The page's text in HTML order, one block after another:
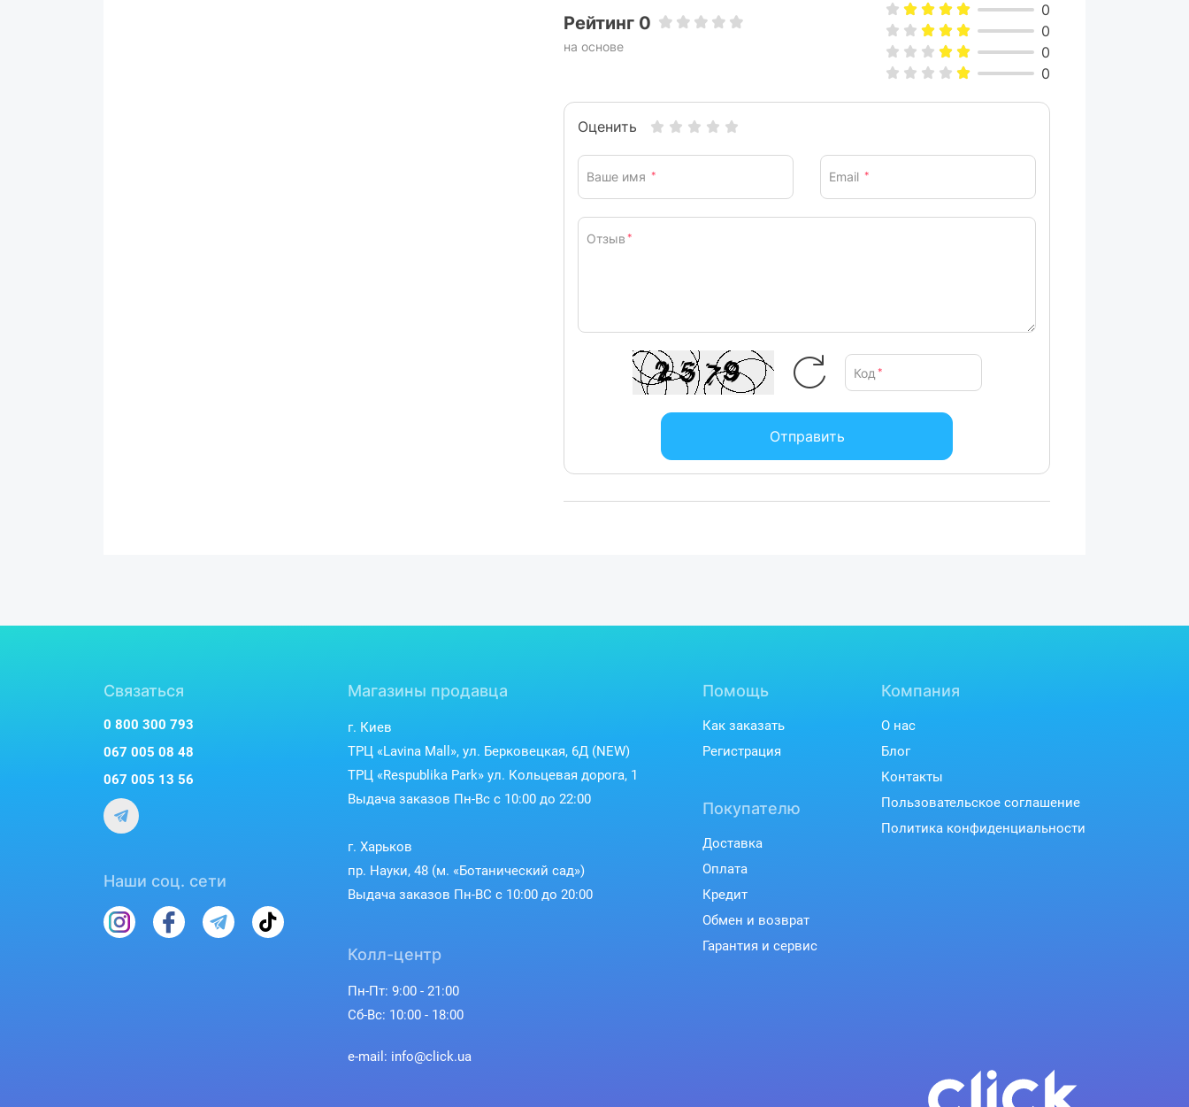
Характеристики и комплектация товара могут изменяться производителем
без уведомления.
Рейтинг 0
на основе
0
0
0
0
Оценить
Ваше имя * Email *
Отзыв *
Код *
Отправить
Связаться
0 800 300 793
067 005 08 48
067 005 13 56
Наши соц. сети
Магазины продавца
г. Киев
ТРЦ «Lavina Mall», ул. Берковецкая, 6Д (NEW)
ТРЦ «Respublika Park» ул. Кольцевая дорога, 1
Выдача заказов Пн-Вс с 10:00 до 22:00
г. Харьков
пр. Науки, 48 (м. «Ботанический сад»)
Выдача заказов Пн-ВС с 10:00 до 20:00
Колл-центр
Пн-Пт: 9:00 - 21:00
Сб-Вс: 10:00 - 18:00
e-mail: info@click.ua
Помощь
Как заказать
Регистрация
Покупателю
Доставка
Оплата
Кредит
Обмен и возврат
Гарантия и сервис
Компания
О нас
Блог
Контакты
Пользовательское соглашение
Политика конфиденциальности